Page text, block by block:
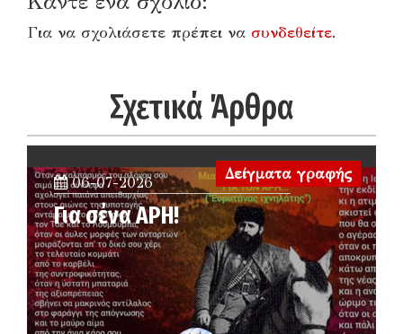
Για να σχολιάσετε πρέπει να συνδεθείτε.
Σχετικά Άρθρα
Δείγματα γραφής
06-07-2026
Για σένα ΑΡΗ!